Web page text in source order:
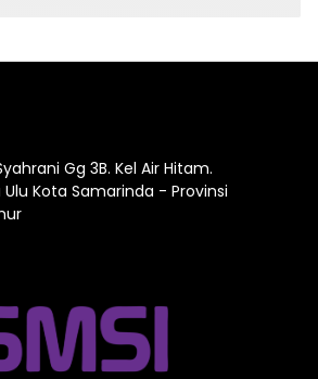
Gg 3B. Kel Air Hitam.
Kota Samarinda - Provinsi